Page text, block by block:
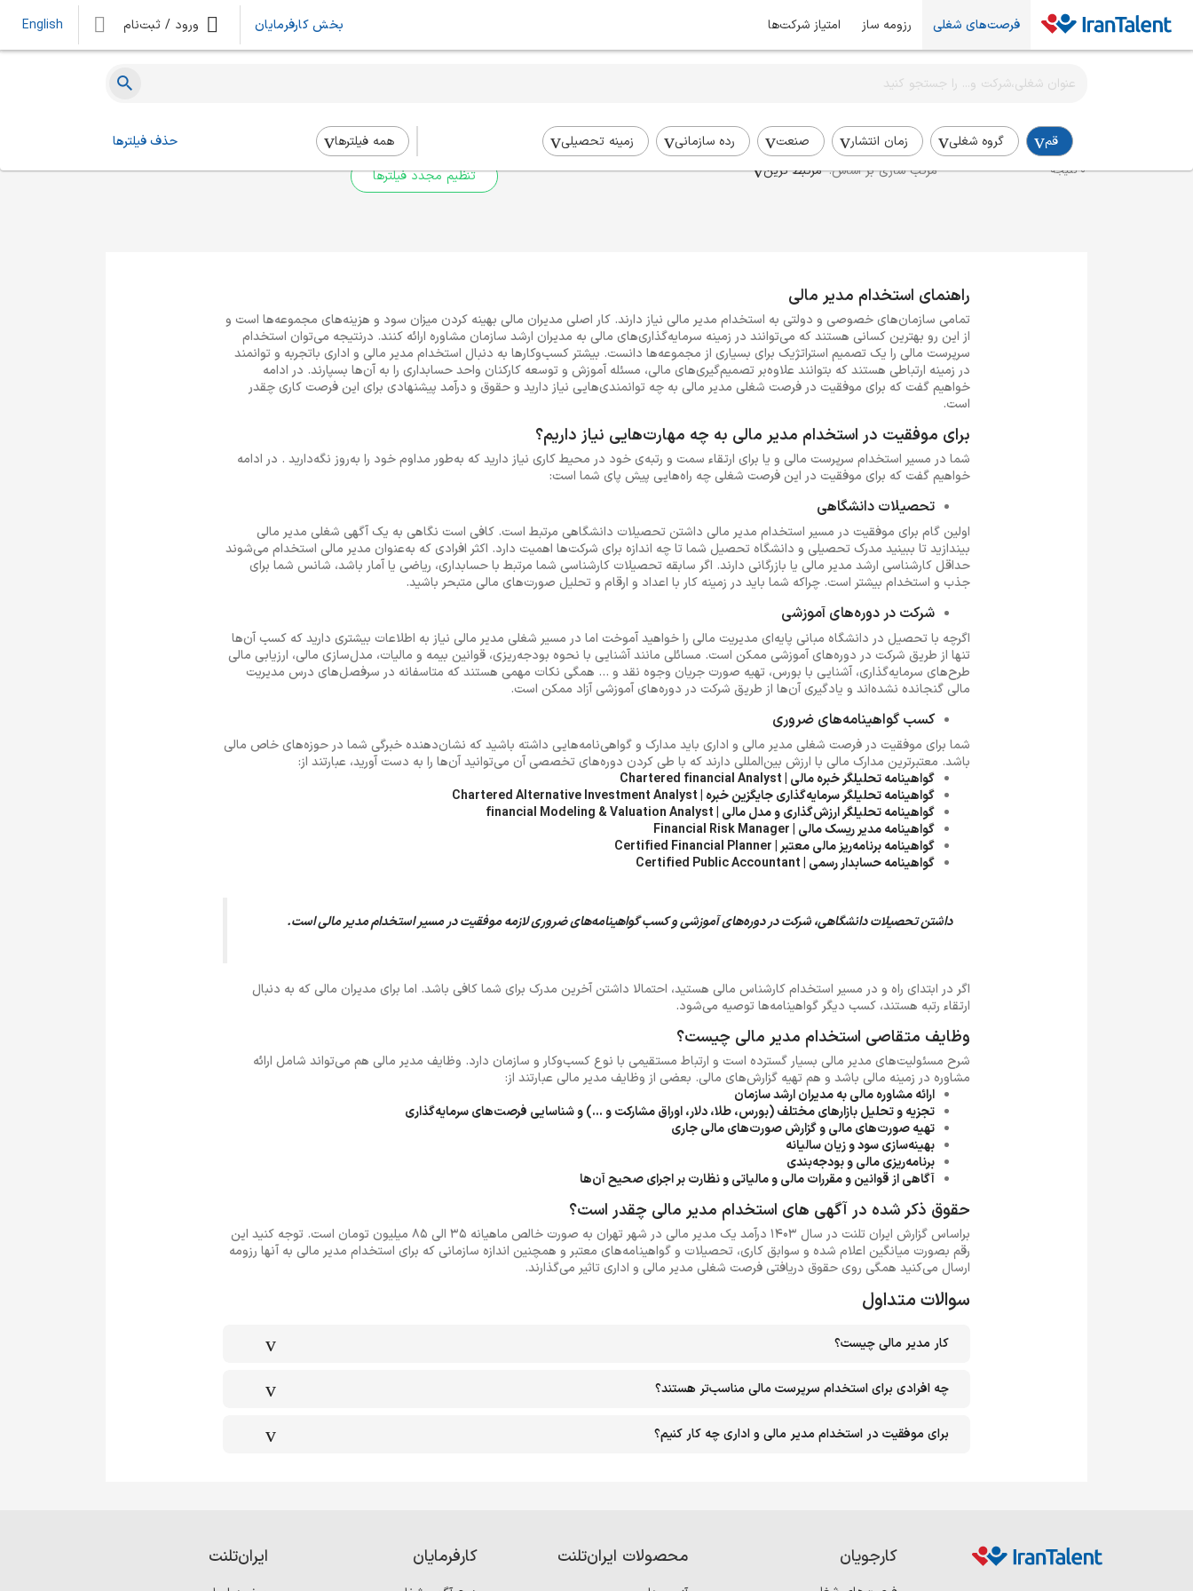
فرصت‌های شغلی رزومه ساز امتیاز شرکت‌ها بخش کارفرمایان ورود / ثبت‌نام English
قم گروه شغلی زمان انتشار صنعت رده سازمانی زمینه تحصیلی همه فیلتر‌ها حذف فیلترها
اطلاع‌رسانی شغلی را برای این جستجو فعال کنید
استخدام مدیر مالی در قم
0 نتیجه مرتب سازی بر اساس: مرتبط ترین
برای جستجوی جامع‌تر از فیلترهای بالا استفاده کنید.
تنظیم مجدد فیلترها
راهنمای استخدام مدیر مالی
تمامی سازمان‌های خصوصی و دولتی به استخدام مدیر مالی نیاز دارند. کار اصلی مدیران مالی بهینه کردن میزان سود و هزینه‌های مجموعه‌ها است و
از این رو بهترین کسانی هستند که می‌توانند در زمینه سرمایه‌گذاری‌های مالی به مدیران ارشد سازمان مشاوره ارائه کنند. درنتیجه می‌توان استخدام
سرپرست مالی را یک تصمیم استراتژیک برای بسیاری از مجموعه‌ها دانست. بیشتر کسب‌وکارها به دنبال استخدام مدیر مالی و اداری باتجربه و توانمند
در زمینه ارتباطی هستند که بتوانند علاوه‌بر تصمیم‌گیری‌های مالی، مسئله آموزش و توسعه کارکنان واحد حسابداری را به آن‌ها بسپارند. در ادامه
خواهیم گفت که برای موفقیت در فرصت شغلی مدیر مالی به چه توانمندی‌هایی نیاز دارید و حقوق و درآمد پیشنهادی برای این فرصت کاری چقدر
است.
برای موفقیت در استخدام مدیر مالی به چه مهارت‌هایی نیاز داریم؟
شما در مسیر استخدام سرپرست مالی و یا برای ارتقاء سمت و رتبه‌ی خود در محیط کاری نیاز دارید که به‌طور مداوم خود را به‌روز نگه‌دارید . در ادامه
خواهیم گفت که برای موفقیت در این فرصت شغلی چه راه‌هایی پیش پای شما است:
تحصیلات دانشگاهی
اولین گام برای موفقیت در مسیر استخدام مدیر مالی داشتن تحصیلات دانشگاهی مرتبط است. کافی است نگاهی به یک آگهی شغلی مدیر مالی
بیندازید تا ببینید مدرک تحصیلی و دانشگاه تحصیل شما تا چه اندازه برای شرکت‌ها اهمیت دارد. اکثر افرادی که به‌عنوان مدیر مالی استخدام می‌شوند
حداقل کارشناسی ارشد مدیر مالی یا بازرگانی دارند. اگر سابقه تحصیلات کارشناسی شما مرتبط با حسابداری، ریاضی یا آمار باشد، شانس شما برای
جذب و استخدام بیشتر است. چراکه شما باید در زمینه کار با اعداد و ارقام و تحلیل صورت‌های مالی متبحر باشید.
شرکت در دوره‌های آموزشی
اگرچه با تحصیل در دانشگاه مبانی پایه‌ای مدیریت مالی را خواهید آموخت اما در مسیر شغلی مدیر مالی نیاز به اطلاعات بیشتری دارید که کسب آن‌ها
تنها از طریق شرکت در دوره‌های آموزشی ممکن است. مسائلی مانند آشنایی با نحوه بودجه‌ریزی، قوانین بیمه و مالیات، مدل‌سازی مالی، ارزیابی مالی
طرح‌های سرمایه‌گذاری، آشنایی با بورس، تهیه صورت جریان وجوه نقد و ... همگی نکات مهمی هستند که متاسفانه در سرفصل‌های درس مدیریت
مالی گنجانده نشده‌اند و یادگیری آن‌ها از طریق شرکت در دوره‌های آموزشی آزاد ممکن است.
کسب گواهینامه‌های ضروری
شما برای موفقیت در فرصت شغلی مدیر مالی و اداری باید مدارک و گواهی‌نامه‌هایی داشته باشید که نشان‌دهنده خبرگی شما در حوزه‌های خاص مالی
باشد. معتبرترین مدارک مالی با ارزش بین‌المللی دارند که با طی کردن دوره‌های تخصصی آن می‌توانید آن‌ها را به دست آورید، عبارتند از:
گواهینامه تحلیلگر خبره مالی | Chartered financial Analyst
گواهینامه تحلیلگر سرمایه‌گذاری جایگزین خبره | Chartered Alternative Investment Analyst
گواهینامه تحلیلگر ارزش‌گذاری و مدل مالی | financial Modeling & Valuation Analyst
گواهینامه مدیر ریسک مالی | Financial Risk Manager
گواهینامه برنامه‌ریز مالی معتبر | Certified Financial Planner
گواهینامه حسابدار رسمی | Certified Public Accountant
داشتن تحصیلات دانشگاهی، شرکت در دوره‌های آموزشی و کسب گواهینامه‌های ضروری لازمه موفقیت در مسیر استخدام مدیر مالی است.
اگر در ابتدای راه و در مسیر استخدام کارشناس مالی هستید، احتمالا داشتن آخرین مدرک برای شما کافی باشد. اما برای مدیران مالی که به دنبال
ارتقاء رتبه هستند، کسب دیگر گواهینامه‌ها توصیه می‌شود.
وظایف متقاصی استخدام مدیر مالی چیست؟
شرح مسئولیت‌های مدیر مالی بسیار گسترده است و ارتباط مستقیمی با نوع کسب‌وکار و سازمان دارد. وظایف مدیر مالی هم می‌تواند شامل ارائه
مشاوره در زمینه مالی باشد و هم تهیه گزارش‌های مالی. بعضی از وظایف مدیر مالی عبارتند از:
ارائه مشاوره مالی به مدیران ارشد سازمان
تجزیه‌ و تحلیل بازارهای مختلف (بورس، طلا، دلار، اوراق مشارکت و ...) و شناسایی فرصت‌های سرمایه‌گذاری
تهیه صورت‌های مالی و گزارش صورت‌های مالی جاری
بهینه‌سازی سود و زیان سالیانه
برنامه‌ریزی مالی و بودجه‌بندی
آگاهی از قوانین و مقررات مالی و مالیاتی و نظارت بر اجرای صحیح آن‌ها
حقوق ذکر شده در آگهی های استخدام مدیر مالی چقدر است؟
براساس گزارش ایران تلنت در سال 1403 درآمد یک مدیر مالی در شهر تهران به صورت خالص ماهیانه 35 الی 85 میلیون تومان است. توجه کنید این
رقم بصورت میانگین اعلام شده و سوابق کاری، تحصیلات و گواهینامه‌های معتبر و همچنین اندازه سازمانی که برای استخدام مدیر مالی به آنها رزومه
ارسال می‌کنید همگی روی حقوق دریافتی فرصت شغلی مدیر مالی و اداری تاثیر می‌گذارند.
سوالات متداول
کار مدیر مالی چیست؟
چه افرادی برای استخدام سرپرست مالی مناسب‌تر هستند؟
برای موفقیت در استخدام مدیر مالی و اداری چه کار کنیم؟
کارجویان محصولات ایران‌تلنت کارفرمایان ایران‌تلنت